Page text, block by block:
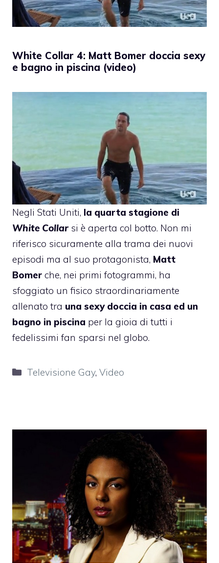
White Collar 4: Matt Bomer doccia sexy
e bagno in piscina (video)
Negli Stati Uniti, la quarta stagione di
White Collarsi è aperta col botto. Non mi
riferisco sicuramente alla trama dei nuovi
episodi ma al suo protagonista, Matt
Bomer che, nei primi fotogrammi, ha
sfoggiato un fisico straordinariamente
allenato tra una sexy doccia in casa ed un
bagno in piscina per la gioia di tutti i
fedelissimi fan sparsi nel globo.
Categorie
Televisione Gay,Video